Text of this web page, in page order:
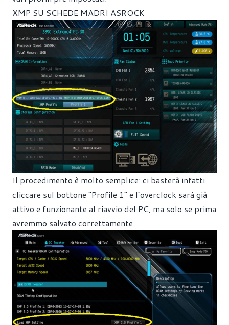
XMP SU SCHEDE MADRI ASROCK
Il procedimento è molto semplice: ci basterà infatti
cliccare sul bottone “Profile 1” e l’overclock sarà già
attivo e funzionante al riavvio del PC, ma solo se prima
avremmo salvato correttamente.